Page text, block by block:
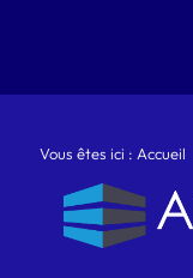
Vous êtes ici : Accueil